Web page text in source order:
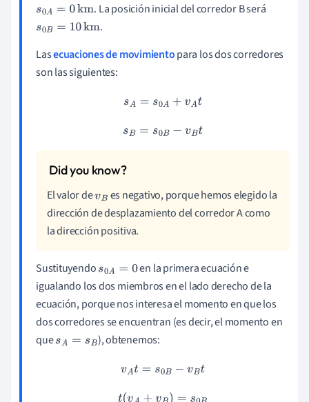
s0A=0km
. La posición inicial del corredor B será
s0B=10 km
.
Lasecuaciones de movimientopara los dos corredores
son las siguientes:
sA= s0A +vAt
sB=s0B−vBt
El valor devB es negativo, porque hemos elegido la
dirección de desplazamiento del corredor A como
la dirección positiva.
Sustituyendos0A=0
en la primera ecuación e
igualando los dos miembros en el lado derecho de la
ecuación, porque nos interesa el momento en que los
dos corredores se encuentran (es decir, el momento en
quesA= sB
), obtenemos:
v At= s0B−vBt
t( vA+vB)= s0B